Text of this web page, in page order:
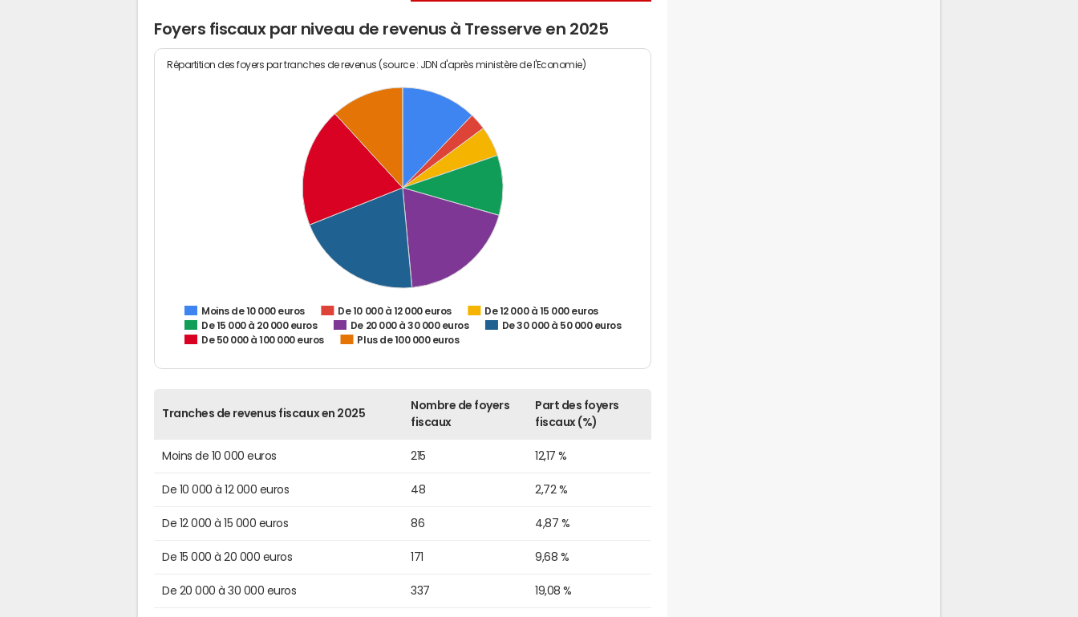
Foyers fiscaux par niveau de revenus à Tresserve en 2025
Répartition des foyers par tranches de revenus (source : JDN d'après ministère de l'Economie)
Moins de 10 000 euros De 10 000 à 12 000 euros
De 12 000 à 15 000 euros
De 15 000 à 20 000 euros
De 20 000 à 30 000 euros
De 30 000 à 50 000 euros
De 50 000 à 100 000 euros
Plus de 100 000 euros
Tranches de revenus fiscaux en 2025
Nombre de foyers
fiscaux
Part des foyers
fiscaux (%)
Moins de 10 000 euros 215 12,17 %
De 10 000 à 12 000 euros 48 2,72 %
De 12 000 à 15 000 euros 86 4,87 %
De 15 000 à 20 000 euros 171 9,68 %
De 20 000 à 30 000 euros 337 19,08 %